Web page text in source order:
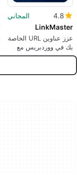
4.8
المجاني
LinkMaster
عزز عناوين URL الخاصة
بك في ووردبريس مع
LinkMaster